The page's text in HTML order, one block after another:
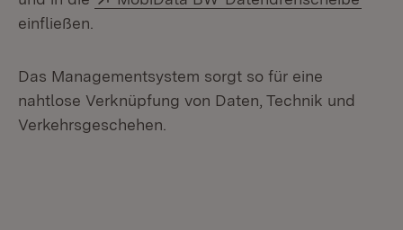
einfließen.
Das Managementsystem sorgt so für eine
nahtlose Verknüpfung von Daten, Technik und
Verkehrsgeschehen.